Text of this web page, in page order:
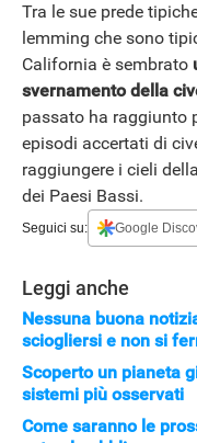
Tra le sue prede
lemming che sono
California è sembrato
svernamento della
passato ha raggiunto
episodi accertati di
raggiungere i cieli
dei Paesi Bassi.
Seguici su: Google
Leggi anche
Nessuna buona
sciogliersi e non si
Scoperto un pianeta
sistemi più osservati
Come saranno le